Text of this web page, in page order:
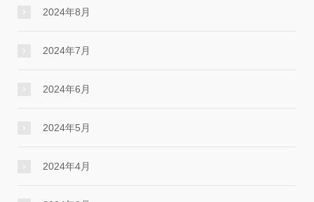
2024年8月
2024年7月
2024年6月
2024年5月
2024年4月